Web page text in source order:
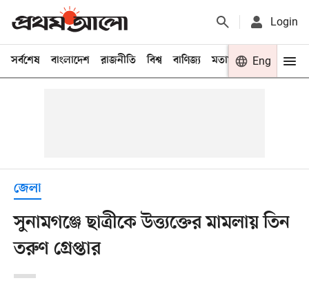
Login
সর্বশেষ বাংলাদেশ রাজনীতি বিশ্ব বাণিজ্য মতামত খেলা
Eng
জেলা
সুনামগঞ্জে ছাত্রীকে উত্ত্যক্তের মামলায় তিন
তরুণ গ্রেপ্তার